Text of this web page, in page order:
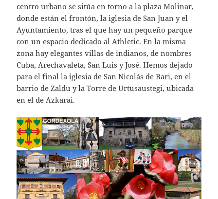
centro urbano se sitúa en torno a la plaza Molinar,
donde están el frontón, la iglesia de San Juan y el
Ayuntamiento, tras el que hay un pequeño parque
con un espacio dedicado al Athletic. En la misma
zona hay elegantes villas de indianos, de nombres
Cuba, Arechavaleta, San Luis y José. Hemos dejado
para el final la iglesia de San Nicolás de Bari, en el
barrio de Zaldu y la Torre de Urtusaustegi, ubicada
en el de Azkarai.